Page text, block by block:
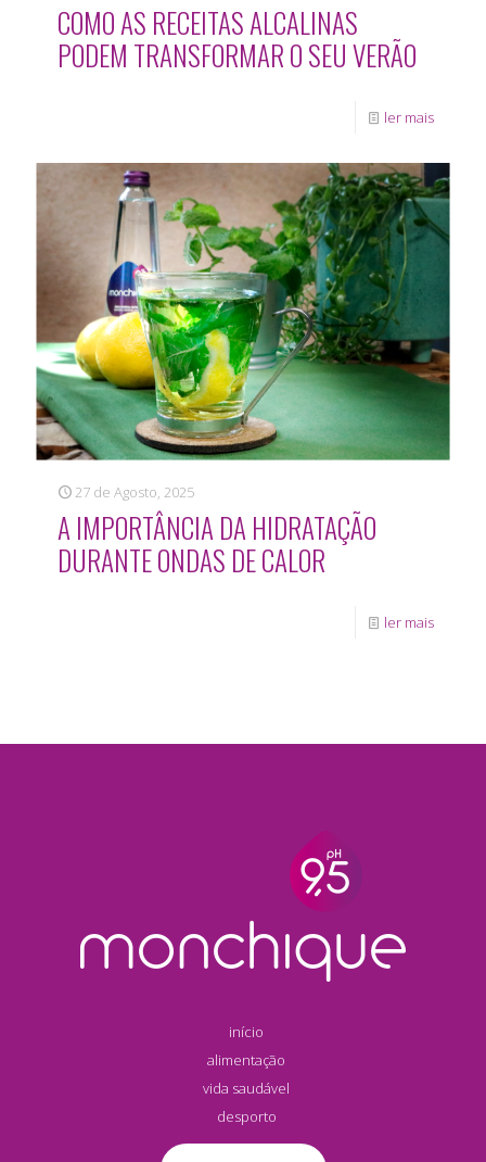
COMO AS RECEITAS ALCALINAS
PODEM TRANSFORMAR O SEU VERÃO
ler mais
27 de Agosto, 2025
A IMPORTÂNCIA DA HIDRATAÇÃO
DURANTE ONDAS DE CALOR
ler mais
início
alimentação
vida saudável
desporto